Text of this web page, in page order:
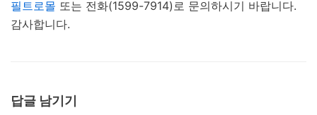
필트로몰 또는 전화(1599-7914)로 문의하시기 바랍니다.
감사합니다.
답글 남기기